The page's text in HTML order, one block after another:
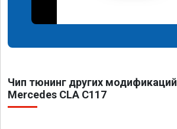
Чип тюнинг других модификаций
Mercedes CLA C117